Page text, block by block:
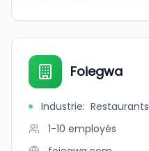
Foiegwa
Industrie: Restaurants
1-10 employés